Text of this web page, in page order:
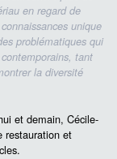
en regard de
unique
problématiques qui
tant
la diversité
et demain, Cécile-
restauration et
.